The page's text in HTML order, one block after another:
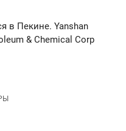
в Пекине. Yanshan
& Chemical Corp